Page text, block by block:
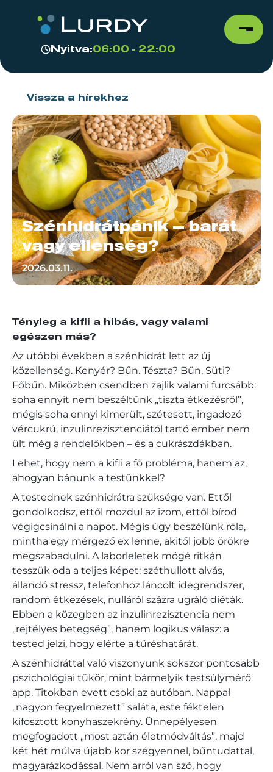
Nyitva:06:00 - 22:00
Vissza a hírekhez
Szénhidrátpánik – barát
vagy ellenség?
2026.03.11.
Tényleg a kifli a hibás, vagy valami
egészen más?
Az utóbbi években a szénhidrát lett az új
közellenség. Kenyér? Bűn. Tészta? Bűn. Süti?
Főbűn. Miközben csendben zajlik valami furcsább:
soha ennyit nem beszéltünk „tiszta étkezésről”,
mégis soha ennyi kimerült, szétesett, ingadozó
vércukrú, inzulinrezisztenciától tartó ember nem
ült még a rendelőkben – és a cukrászdákban.
Lehet, hogy nem a kifli a fő probléma, hanem az,
ahogyan bánunk a testünkkel?
A testednek szénhidrátra szüksége van. Ettől
gondolkodsz, ettől mozdul az izom, ettől bírod
végigcsinálni a napot. Mégis úgy beszélünk róla,
mintha egy mérgező ex lenne, akitől jobb örökre
megszabadulni. A laborleletek mögé ritkán
tesszük oda a teljes képet: széthullott alvás,
állandó stressz, telefonhoz láncolt idegrendszer,
random étkezések, nulláról százra ugráló diéták.
Ebben a közegben az inzulinrezisztencia nem
„rejtélyes betegség”, hanem logikus válasz: a
tested jelzi, hogy elérte a tűréshatárát.
A szénhidráttal való viszonyunk sokszor pontosabb
pszichológiai tükör, mint bármelyik testsúlymérő
app. Titokban evett csoki az autóban. Nappal
„nagyon fegyelmezett” saláta, este féktelen
kifosztott konyhaszekrény. Ünnepélyesen
megfogadott „most aztán életmódváltás”, majd
két hét múlva újabb kör szégyennel, bűntudattal,
magyarázkodással. Nem arról van szó, hogy